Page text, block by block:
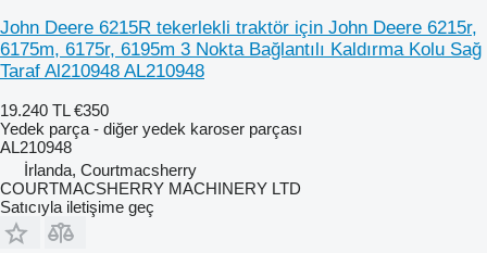
John Deere 6215R tekerlekli traktör için John Deere 6215r,
6175m, 6175r, 6195m 3 Nokta Bağlantılı Kaldırma Kolu Sağ
Taraf Al210948 AL210948
19.240 TL €350
Yedek parça - diğer yedek karoser parçası
AL210948
İrlanda, Courtmacsherry
COURTMACSHERRY MACHINERY LTD
Satıcıyla iletişime geç